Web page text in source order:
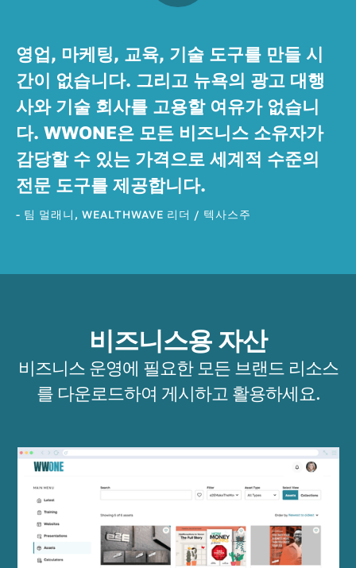
영업, 마케팅, 교육, 기술 도구를 만들 시
간이 없습니다. 그리고 뉴욕의 광고 대행
사와 기술 회사를 고용할 여유가 없습니
다. WWONE은 모든 비즈니스 소유자가
감당할 수 있는 가격으로 세계적 수준의
전문 도구를 제공합니다.
- 팀 멀래니, WEALTHWAVE 리더 / 텍사스주
비즈니스용 자산
비즈니스 운영에 필요한 모든 브랜드 리소스
를 다운로드하여 게시하고 활용하세요.